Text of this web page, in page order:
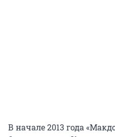
В начале 2013 года